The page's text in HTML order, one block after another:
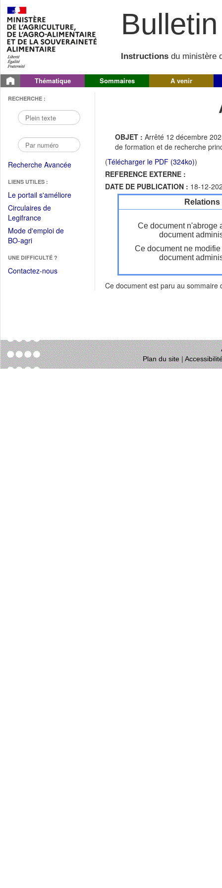
Instructions du ministère
Thématique Sommaires A venir
RECHERCHE :
Recherche Avancée
LIENS UTILES :
Le portail s'améliore(Fichier
Circulaires de
Legifrance(Ouvrir
dans
une
fenêtre)
Mode d'emploi de
BO-agri(Ouvrir
une
nouvelle
UNE DIFFICULTÉ ?
Contactez-nous
OBJET : Arrêté 12 décembre
de formation et de recherche
(Télécharger le PDF (324ko))
REFERENCE EXTERNE :
DATE DE PUBLICATION : 18-12-
Ce document n'abroge
document
Ce document ne
document
Ce document est paru au sommaire
Plan du site|